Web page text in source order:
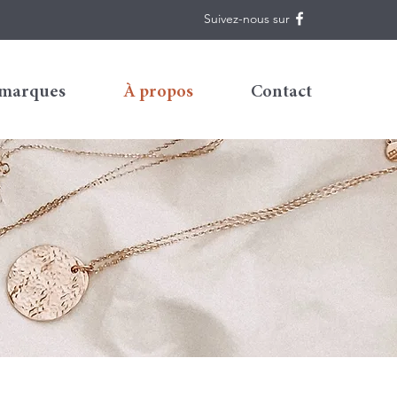
Suivez-nous sur
À propos Contact